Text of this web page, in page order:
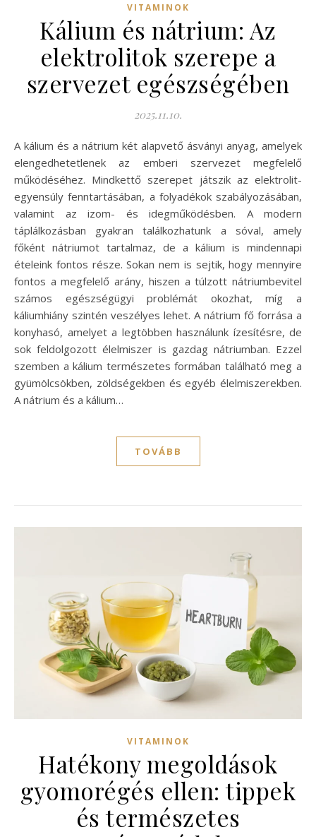
VITAMINOK
Kálium és nátrium: Az
elektrolitok szerepe a
szervezet egészségében
2025.11.10.
A kálium és a nátrium két alapvető ásványi anyag, amelyek
elengedhetetlenek az emberi szervezet megfelelő
működéséhez. Mindkettő szerepet játszik az elektrolit-
egyensúly fenntartásában, a folyadékok szabályozásában,
valamint az izom- és idegműködésben. A modern
táplálkozásban gyakran találkozhatunk a sóval, amely
főként nátriumot tartalmaz, de a kálium is mindennapi
ételeink fontos része. Sokan nem is sejtik, hogy mennyire
fontos a megfelelő arány, hiszen a túlzott nátriumbevitel
számos egészségügyi problémát okozhat, míg a
káliumhiány szintén veszélyes lehet. A nátrium fő forrása a
konyhasó, amelyet a legtöbben használunk ízesítésre, de
sok feldolgozott élelmiszer is gazdag nátriumban. Ezzel
szemben a kálium természetes formában található meg a
gyümölcsökben, zöldségekben és egyéb élelmiszerekben.
A nátrium és a kálium…
TOVÁBB
VITAMINOK
Hatékony megoldások
gyomorégés ellen: tippek
és természetes